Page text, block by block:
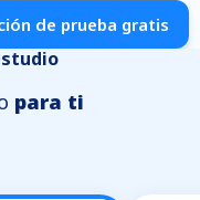
de prueba gratis
para ti